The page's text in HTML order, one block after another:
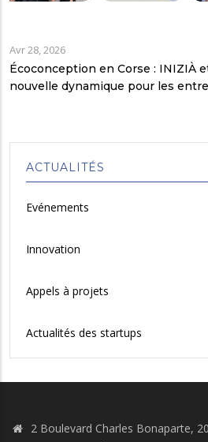
Avr 28, 2026
Écoconception en Corse : INIZIÀ
nouvelle dynamique pour les
ACTUALITÉS
Evénements
Innovation
Appels à projets
Actualités des startups
2 Boulevard Charles Bonaparte,